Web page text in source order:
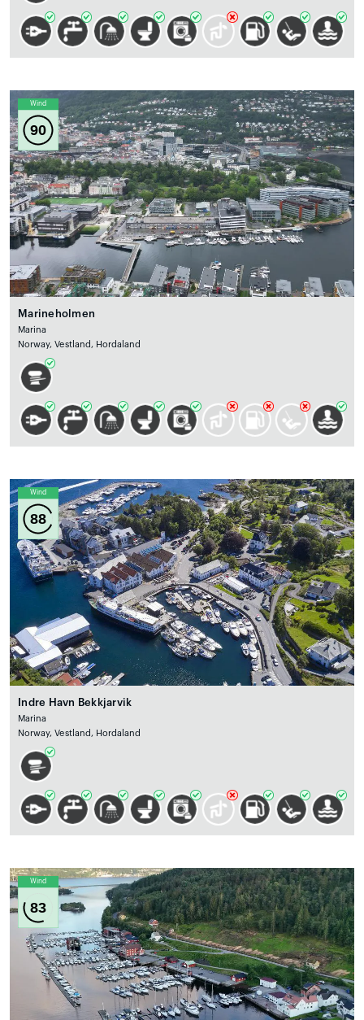
Wind
90
Marineholmen
Marina
Norway, Vestland, Hordaland
Wind
88
Indre Havn Bekkjarvik
Marina
Norway, Vestland, Hordaland
Wind
83